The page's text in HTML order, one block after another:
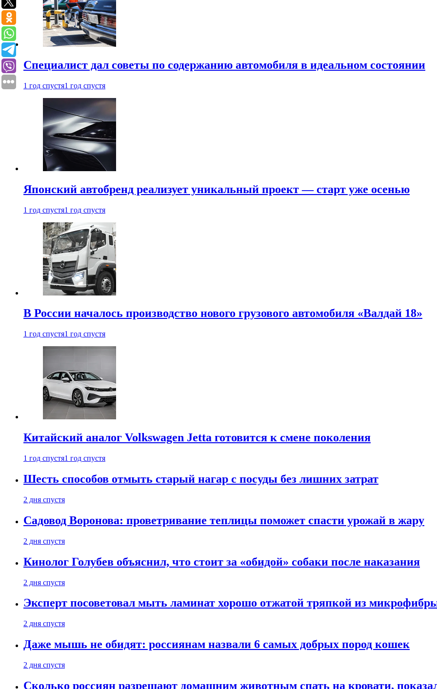
Специалист дал советы по содержанию автомобиля в идеальном состоянии
1 год спустя1 год спустя
Японский автобренд реализует уникальный проект — старт уже осенью
1 год спустя1 год спустя
В России началось производство нового грузового автомобиля «Валдай 18»
1 год спустя1 год спустя
Китайский аналог Volkswagen Jetta готовится к смене поколения
1 год спустя1 год спустя
Шесть способов отмыть старый нагар с посуды без лишних затрат
2 дня спустя
Садовод Воронова: проветривание теплицы поможет спасти урожай в жару
2 дня спустя
Кинолог Голубев объяснил, что стоит за «обидой» собаки после наказания
2 дня спустя
Эксперт посоветовал мыть ламинат хорошо отжатой тряпкой из
2 дня спустя
Даже мышь не обидят: россиянам назвали 6 самых добрых пород кошек
2 дня спустя
Сколько россиян разрешают домашним животным спать на кровати,